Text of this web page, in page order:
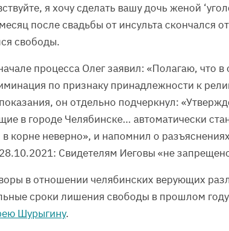
я хочу сделать вашу дочь женой
после свадьбы от инсульта скончался
свободы.
процесса Олег заявил: «Полагаю, что
по признаку принадлежности к
он отдельно подчеркнул:
в городе Челябинске… автоматически
корне неверно», и напомнил о
Свидетелям Иеговы «не
в отношении челябинских верующих
сроки лишения свободы в прошлом
Шурыгину.